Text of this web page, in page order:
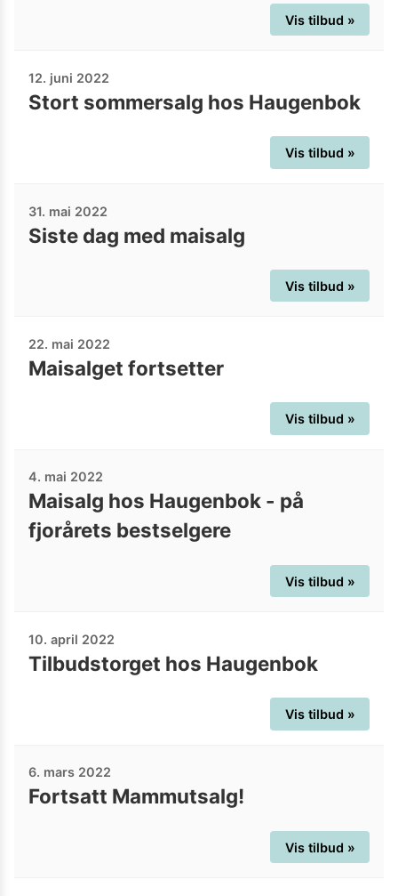
Vis tilbud »
12. juni 2022
Stort sommersalg hos Haugenbok
Vis tilbud »
31. mai 2022
Siste dag med maisalg
Vis tilbud »
22. mai 2022
Maisalget fortsetter
Vis tilbud »
4. mai 2022
Maisalg hos Haugenbok - på
fjorårets bestselgere
Vis tilbud »
10. april 2022
Tilbudstorget hos Haugenbok
Vis tilbud »
6. mars 2022
Fortsatt Mammutsalg!
Vis tilbud »